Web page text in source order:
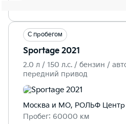
С пробегом
Sportage 2021
2.0 л / 150 л.c. / бензин /
передний привод
Москва и МО, РОЛЬФ Центр
Пробег: 60000 км